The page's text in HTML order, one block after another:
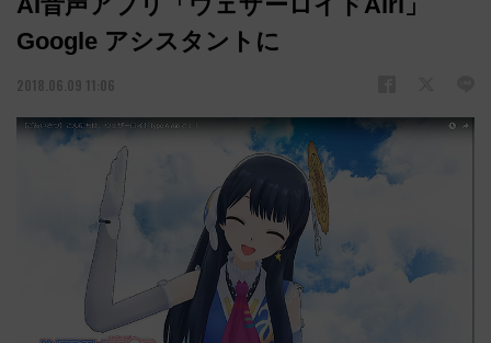
Google アシスタントに
2018.06.09 11:06